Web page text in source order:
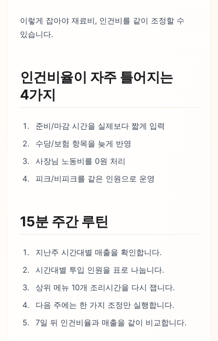
이렇게 잡아야 재료비, 인건비를 같이 조정할 수
있습니다.
인건비율이 자주 틀어지는
4가지
준비/마감 시간을 실제보다 짧게 입력
수당/보험 항목을 늦게 반영
사장님 노동비를 0원 처리
피크/비피크를 같은 인원으로 운영
15분 주간 루틴
지난주 시간대별 매출을 확인합니다.
시간대별 투입 인원을 표로 나눕니다.
상위 메뉴 10개 조리시간을 다시 잽니다.
다음 주에는 한 가지 조정만 실행합니다.
7일 뒤 인건비율과 매출을 같이 비교합니다.